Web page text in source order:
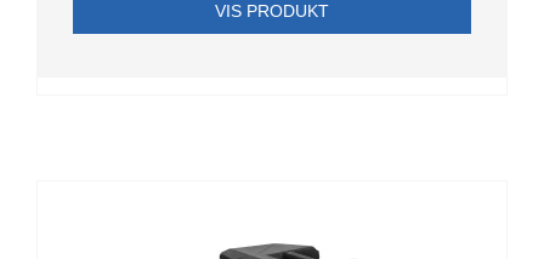
VIS PRODUKT